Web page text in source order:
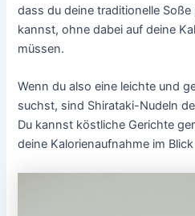
dass du deine traditionelle
kannst, ohne dabei auf deine
müssen.
Wenn du also eine leichte und
suchst, sind Shirataki-Nudeln
Du kannst köstliche Gerichte
deine Kalorienaufnahme im